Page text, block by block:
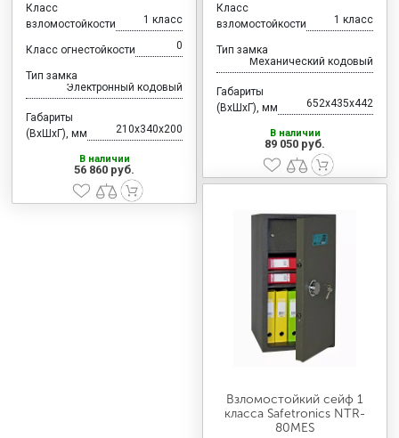
Класс
взломостойкости
1 класс
Класс огнестойкости 0
Тип замка
Электронный кодовый
Габариты
(ВхШхГ), мм
210x340x200
В наличии
56 860 руб.
Класс
взломостойкости
1 класс
Тип замка
Механический кодовый
Габариты
(ВхШхГ), мм
652x435x442
В наличии
89 050 руб.
Взломостойкий сейф 1
класса Safetronics NTR-
80MES